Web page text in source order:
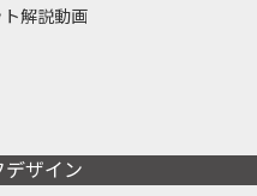
解説動画
デザイン